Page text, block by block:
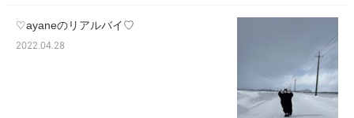
♡ayaneのリアルバイ♡
2022.04.28